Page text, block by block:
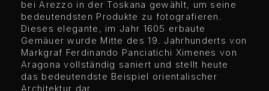
bei Arezzo in der Toskana gewählt, um seine
bedeutendsten Produkte zu fotografieren.
Dieses elegante, im Jahr 1605 erbaute
Gemäuer wurde Mitte des 19. Jahrhunderts von
Markgraf Ferdinando Panciatichi Ximenes von
Aragona vollständig saniert und stellt heute
das bedeutendste Beispiel orientalischer
Architektur dar.